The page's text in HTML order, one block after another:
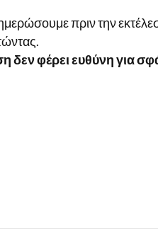
πριν την
δεν φέρει ευθύνη για